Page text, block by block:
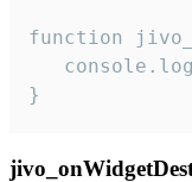
function
}